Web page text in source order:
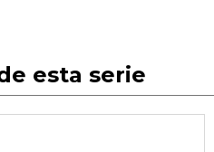
esta serie